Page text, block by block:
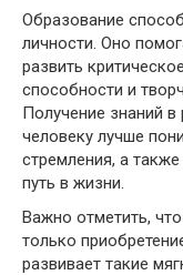
Образование
личности. Оно
развить
способности и
Получение знаний
человеку лучше
стремления, а
путь в жизни.
Важно отметить,
только
развивает такие